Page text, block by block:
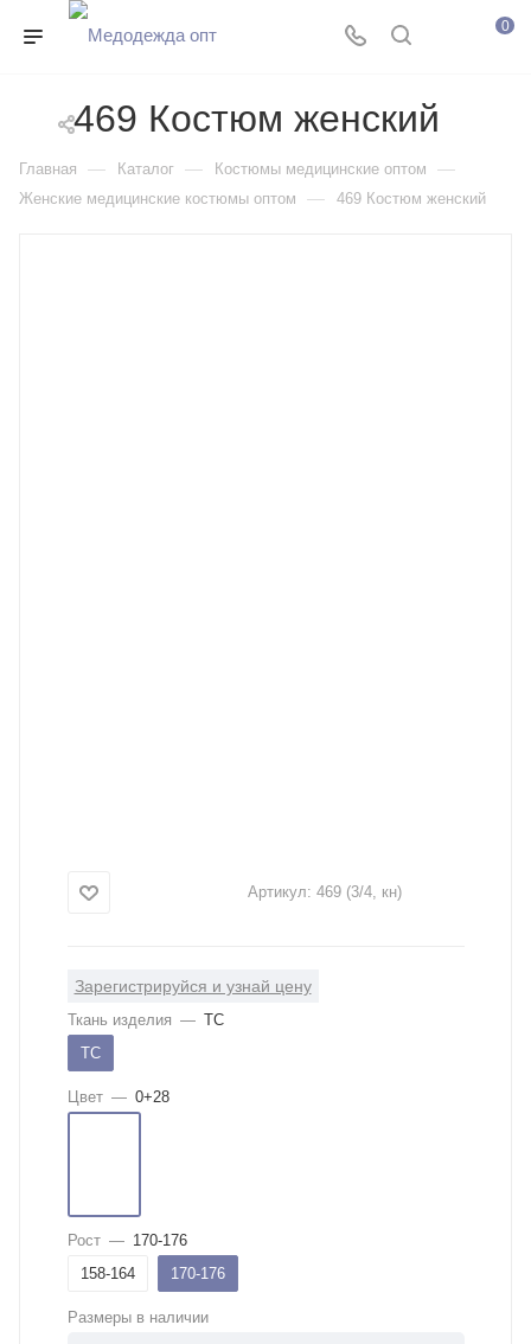
0
469 Костюм женский
Главная — Каталог — Костюмы медицинские оптом —
Женские медицинские костюмы оптом — 469 Костюм женский
Артикул: 469 (3/4, кн)
Зарегистрируйся и узнай цену
Ткань изделия — ТС
ТС
Цвет — 0+28
Рост — 170-176
158-164
170-176
Размеры в наличии